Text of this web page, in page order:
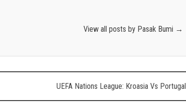
View all posts by Pasak Bumi →
UEFA Nations League: Kroasia Vs Portugal